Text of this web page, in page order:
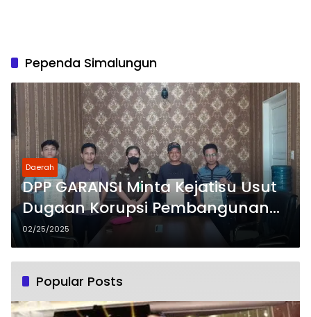
Pependa Simalungun
Daerah
DPP GARANSI Minta Kejatisu Usut
Dugaan Korupsi Pembangunan
Gedung Kantor UPTD Pependa
Simalungun
02/25/2025
Popular Posts